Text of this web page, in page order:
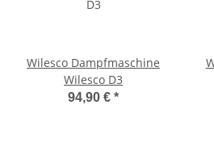
Wilesco Dampfmaschine
Wilesco D3
94,90 € *